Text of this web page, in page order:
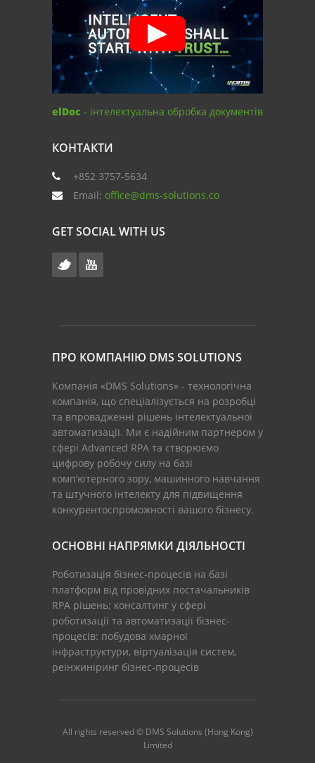
elDoc - інтелектуальна обробка документів
КОНТАКТИ
+852 3757-5634
Email: office@dms-solutions.co
GET SOCIAL WITH US
ПРО КОМПАНІЮ DMS SOLUTIONS
Компанія «DMS Solutions» - технологічна
компанія, що спеціалізується на розробці
та впровадженні рішень інтелектуальної
автоматизації. Ми є надійним партнером у
сфері Advanced RPA та створюємо
цифрову робочу силу на базі
комп’ютерного зору, машинного навчання
та штучного інтелекту для підвищення
конкурентоспроможності вашого бізнесу.
ОСНОВНІ НАПРЯМКИ ДІЯЛЬНОСТІ
Роботизація бізнес-процесів на базі
платформ від провідних постачальників
RPA рішень; консалтинг у сфері
роботизації та автоматизації бізнес-
процесів: побудова хмарної
інфраструктури, віртуалізація систем,
реінжиніринг бізнес-процесів
All rights reserved © DMS Solutions (Hong Kong)
Limited